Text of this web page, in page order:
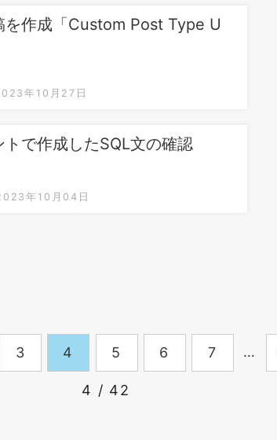
を作成「Custom Post Type U
年10月27日
で作成したSQL文の確認
年10月04日
3 4 5 6 7 …
4 / 42